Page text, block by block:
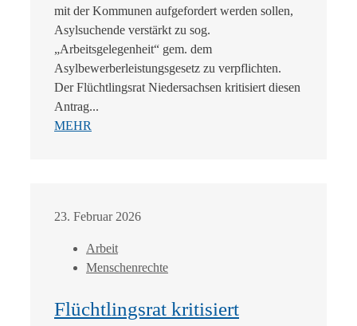
mit der Kommunen aufgefordert werden sollen,
Asylsuchende verstärkt zu sog.
„Arbeitsgelegenheit“ gem. dem
Asylbewerberleistungsgesetz zu verpflichten.
Der Flüchtlingsrat Niedersachsen kritisiert diesen
Antrag...
MEHR
23. Februar 2026
Arbeit
Menschenrechte
Flüchtlingsrat kritisiert